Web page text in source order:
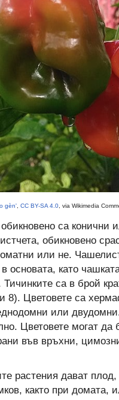
gèn' CC BY-SA 4.0 , via Wikimedia
обикновено са конични
обикновено
или не.
основата, като
Тичинките са в брой
8). Цветовете са
или
Цветовете могат да
във връхни,
растения дават
както при домата,